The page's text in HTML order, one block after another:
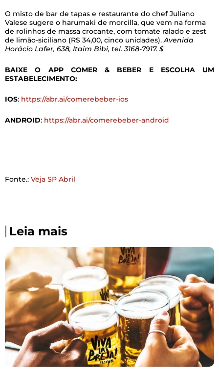
O misto de bar de tapas e restaurante do chef Juliano
Valese sugere o harumaki de morcilla, que vem na forma
de rolinhos de massa crocante, com tomate ralado e zest
de limão-siciliano (R$ 34,00, cinco unidades).Avenida
Horácio Lafer, 638, Itaim Bibi, tel. 3168-7917. $
BAIXE O APP COMER & BEBER E ESCOLHA UM
ESTABELECIMENTO:
IOS: https://abr.ai/comerebeber-ios
ANDROID: https://abr.ai/comerebeber-android
Fonte.: Veja SP Abril
Leia mais